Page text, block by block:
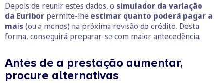
Depois de reunir estes dados, o simulador da variação
da Euribor permite-lhe estimar quanto poderá pagar a
mais(ou a menos) na próxima revisão do crédito. Desta
forma, conseguirá preparar-se com maior antecedência.
Antes de a prestação aumentar,
procure alternativas